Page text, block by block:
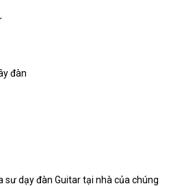
đàn
sư dạy đàn Guitar tại nhà của chúng